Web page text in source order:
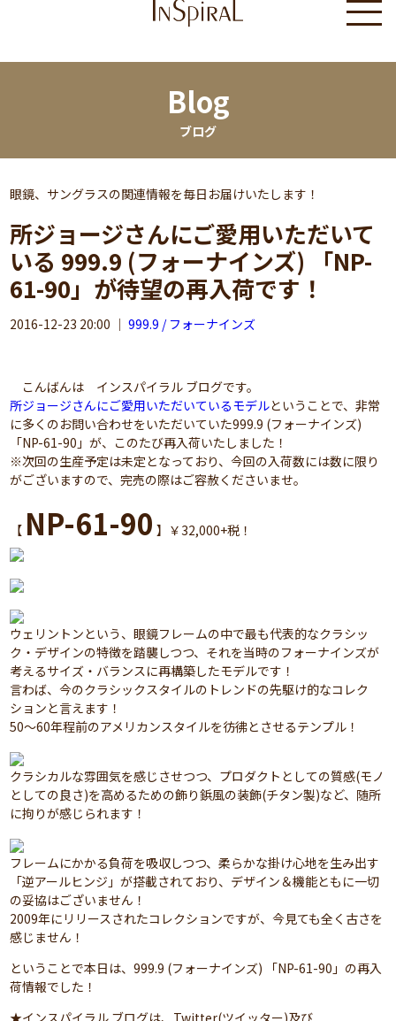
Blog
ブログ
眼鏡、サングラスの関連情報を毎日お届けいたします！
所ジョージさんにご愛用いただいて
いる 999.9 (フォーナインズ) 「NP-
61-90」が待望の再入荷です！
2016-12-23 20:00 ｜999.9 / フォーナインズ
こんばんは インスパイラル ブログです。
所ジョージさんにご愛用いただいているモデルということで、非常
に多くのお問い合わせをいただいていた999.9 (フォーナインズ)
「NP-61-90」が、このたび再入荷いたしました！
※次回の生産予定は未定となっており、今回の入荷数には数に限り
がございますので、完売の際はご容赦くださいませ。
【 NP-61-90 】￥32,000+税！
ウェリントンという、眼鏡フレームの中で最も代表的なクラシッ
ク・デザインの特徴を踏襲しつつ、それを当時のフォーナインズが
考えるサイズ・バランスに再構築したモデルです！
言わば、今のクラシックスタイルのトレンドの先駆け的なコレク
ションと言えます！
50～60年程前のアメリカンスタイルを彷彿とさせるテンプル！
クラシカルな雰囲気を感じさせつつ、プロダクトとしての質感(モノ
としての良さ)を高めるための飾り鋲風の装飾(チタン製)など、随所
に拘りが感じられます！
フレームにかかる負荷を吸収しつつ、柔らかな掛け心地を生み出す
「逆アールヒンジ」が搭載されており、デザイン＆機能ともに一切
の妥協はございません！
2009年にリリースされたコレクションですが、今見ても全く古さを
感じません！
ということで本日は、999.9 (フォーナインズ) 「NP-61-90」の再入
荷情報でした！
★インスパイラル ブログは、Twitter(ツイッター)及び